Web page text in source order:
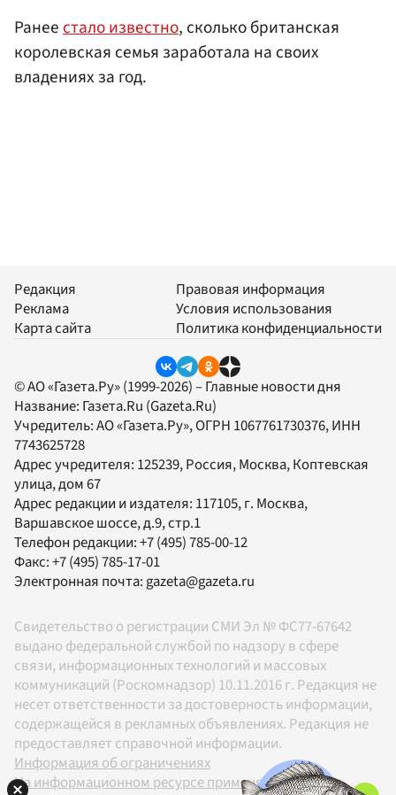
Ранеестало известно, сколько британская
королевская семья заработала на своих
владениях за год.
Редакция
Реклама
Карта сайта
Правовая информация
Условия использования
Политика конфиденциальности
© АО «Газета.Ру» (1999-2026) – Главные новости дня
Название: Газета.Ru (Gazeta.Ru)
Учредитель:АО «Газета.Ру», ОГРН 1067761730376, ИНН
7743625728
Адрес учредителя: 125239, Россия, Москва, Коптевская
улица, дом 67
Адрес редакции и издателя: 117105, г. Москва,
Варшавское шоссе, д.9, стр.1
Телефон редакции:+7 (495) 785-00-12
Факс:+7 (495) 785-17-01
Электронная почта: gazeta@gazeta.ru
Свидетельство о регистрации СМИ Эл № ФС77-67642
выдано федеральной службой по надзору в сфере
связи, информационных технологий и массовых
коммуникаций (Роскомнадзор) 10.11.2016 г. Редакция не
несет ответственности за достоверность информации,
содержащейся в рекламных объявлениях. Редакция не
предоставляет справочной информации.
Информация об ограничениях
На информационном ресурсе применяются